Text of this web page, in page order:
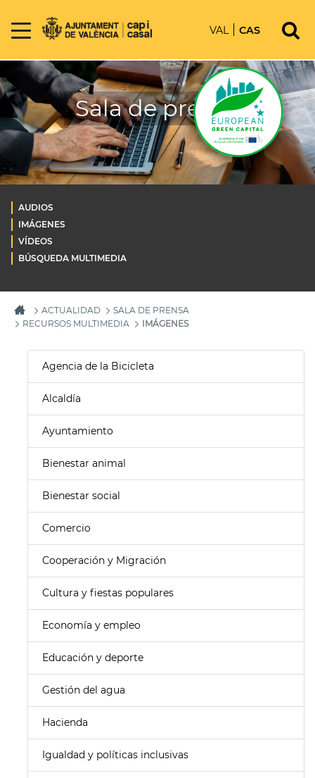
VAL CAS
Sala de prensa
AUDIOS
IMÁGENES
VÍDEOS
BÚSQUEDA MULTIMEDIA
ACTUALIDAD
SALA DE PRENSA
RECURSOS MULTIMEDIA
IMÁGENES
Agencia de la Bicicleta
Alcaldía
Ayuntamiento
Bienestar animal
Bienestar social
Comercio
Cooperación y Migración
Cultura y fiestas populares
Economía y empleo
Educación y deporte
Gestión del agua
Hacienda
Igualdad y políticas inclusivas